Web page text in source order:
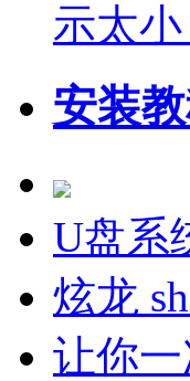
示太小
安装
U盘系
炫龙
让你